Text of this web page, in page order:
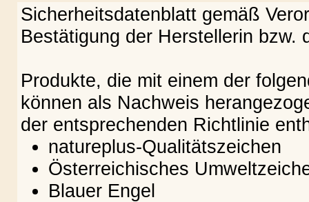
Sicherheitsdatenblatt gemäß
Bestätigung der Herstellerin bzw.
Produkte, die mit einem der
können als Nachweis
der entsprechenden Richtlinie
natureplus-Qualitätszeichen
Österreichisches
Blauer Engel